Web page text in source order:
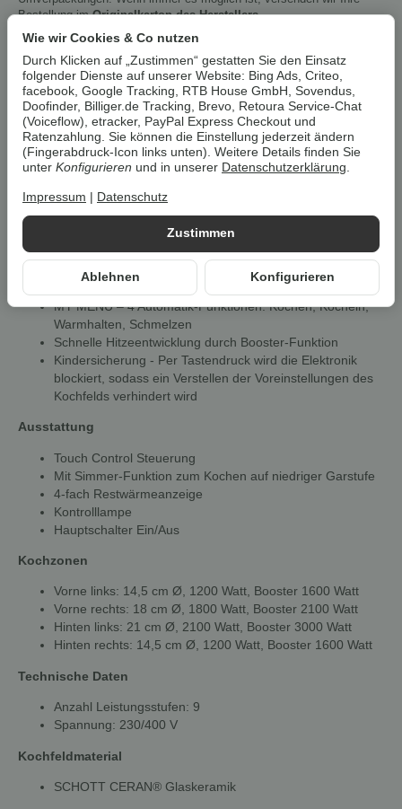
Bestellung imOriginalkarton des Herstellers.
Bauknecht Induktions-Kochfeld
BQ 2760S FT, SCHOTT CERAN®
Glaskeramik
Eigenschaften
Schnelle und punktgenaue Wärmeerzeugung direkt im
Topfboden
Kochfeld heizt nur bei aufgestelltem Topf
Hohe Energieeffizienz durch Induktion
Übergekochtes brennt nicht auf der Kochfläche an
Einfache Bedienung durch Automatik-Funktionen
MY MENU – 4 Automatik-Funktionen: Kochen, Köcheln,
Warmhalten, Schmelzen
Schnelle Hitzeentwicklung durch Booster-Funktion
Kindersicherung - Per Tastendruck wird die Elektronik
blockiert, sodass ein Verstellen der Voreinstellungen des
Kochfelds verhindert wird
Ausstattung
Touch Control Steuerung
Mit Simmer-Funktion zum Kochen auf niedriger Garstufe
4-fach Restwärmeanzeige
Kontrolllampe
Hauptschalter Ein/Aus
Kochzonen
Vorne links: 14,5 cm Ø, 1200 Watt, Booster 1600 Watt
Vorne rechts: 18 cm Ø, 1800 Watt, Booster 2100 Watt
Hinten links: 21 cm Ø, 2100 Watt, Booster 3000 Watt
Hinten rechts: 14,5 cm Ø, 1200 Watt, Booster 1600 Watt
Technische Daten
Anzahl Leistungsstufen: 9
Spannung: 230/400 V
Kochfeldmaterial
SCHOTT CERAN® Glaskeramik
Zustimmen
Ablehnen Konfigurieren
Wie wir Cookies & Co nutzen
Durch Klicken auf „Zustimmen“ gestatten Sie den Einsatz
folgender Dienste auf unserer Website: Bing Ads, Criteo,
facebook, Google Tracking, RTB House GmbH, Sovendus,
Doofinder, Billiger.de Tracking, Brevo, Retoura Service-Chat
(Voiceflow), etracker, PayPal Express Checkout und
Ratenzahlung. Sie können die Einstellung jederzeit ändern
(Fingerabdruck-Icon links unten). Weitere Details finden Sie
unter Konfigurieren und in unserer Datenschutzerklärung.
Impressum Datenschutz